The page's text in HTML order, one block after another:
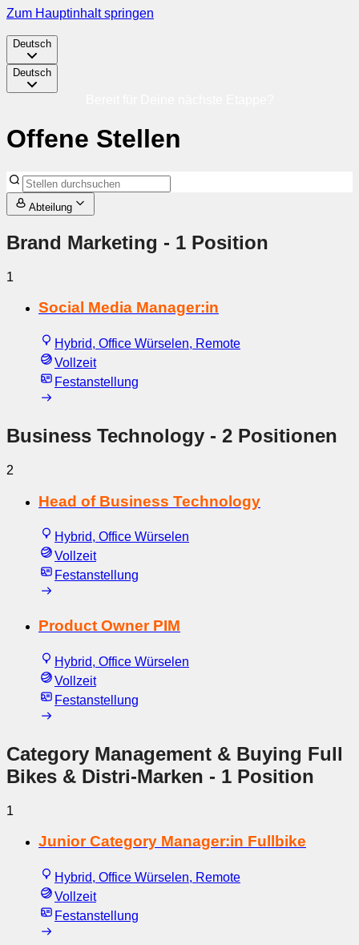
Zum Hauptinhalt springen
Deutsch
Deutsch
Offene Stellen
Abteilung
Brand Marketing - 1 Position
1
Social Media Manager:in
Hybrid, Office Würselen, Remote
Vollzeit
Festanstellung
Business Technology - 2 Positionen
2
Head of Business Technology
Hybrid, Office Würselen
Vollzeit
Festanstellung
Product Owner PIM
Hybrid, Office Würselen
Vollzeit
Festanstellung
Category Management & Buying Full
Bikes & Distri-Marken - 1 Position
1
Junior Category Manager:in Fullbike
Hybrid, Office Würselen, Remote
Vollzeit
Festanstellung